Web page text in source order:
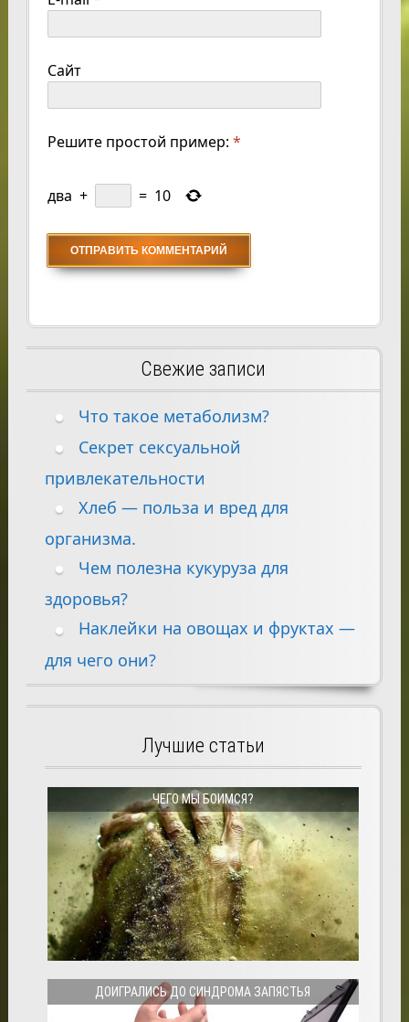
Сайт
Решите простой пример: *
два + = 10
Свежие записи
Что такое метаболизм?
Секрет сексуальной
привлекательности
Хлеб — польза и вред для
организма.
Чем полезна кукуруза для
здоровья?
Наклейки на овощах и фруктах —
для чего они?
Лучшие статьи
ЧЕГО МЫ БОИМСЯ?
ДОИГРАЛИСЬ ДО СИНДРОМА ЗАПЯСТЬЯ